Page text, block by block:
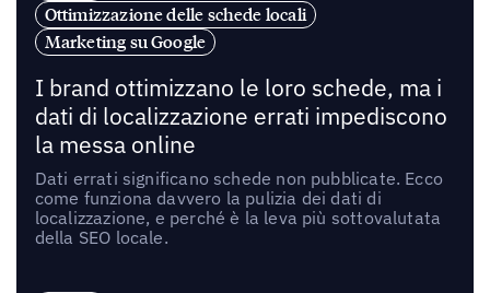
Ottimizzazione delle schede locali
Marketing su Google
I brand ottimizzano le loro schede, ma i
dati di localizzazione errati impediscono
la messa online
Dati errati significano schede non pubblicate. Ecco
come funziona davvero la pulizia dei dati di
localizzazione, e perché è la leva più sottovalutata
della SEO locale.